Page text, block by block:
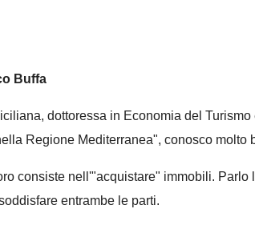
Buffa
dottoressa in Economia del
Regione Mediterranea", conosco
consiste nell'"acquistare" immobili.
entrambe le parti.